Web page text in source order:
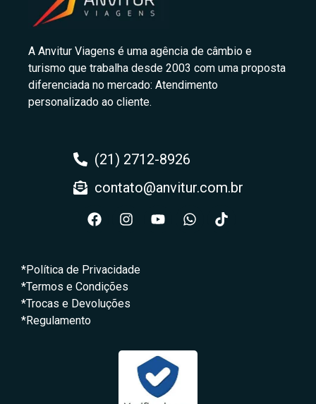
A Anvitur Viagens é uma agência de câmbio e
turismo que trabalha desde 2003 com uma proposta
diferenciada no mercado: Atendimento
personalizado ao cliente.
(21) 2712-8926
contato@anvitur.com.br
*Política de Privacidade
*Termos e Condições
*Trocas e Devoluções
*Regulamento